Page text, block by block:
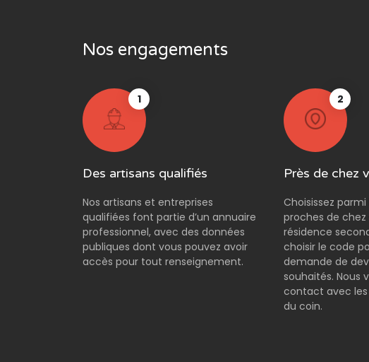
Nos engagements
1
Des artisans qualifiés
Nos artisans et entreprises
qualifiées font partie d’un annuaire
professionnel, avec des données
publiques dont vous pouvez avoir
accès pour tout renseignement.
2
Près de chez
Choisissez
proches de
résidence
choisir le code
demande de
souhaités. Nous
contact avec les
du coin.